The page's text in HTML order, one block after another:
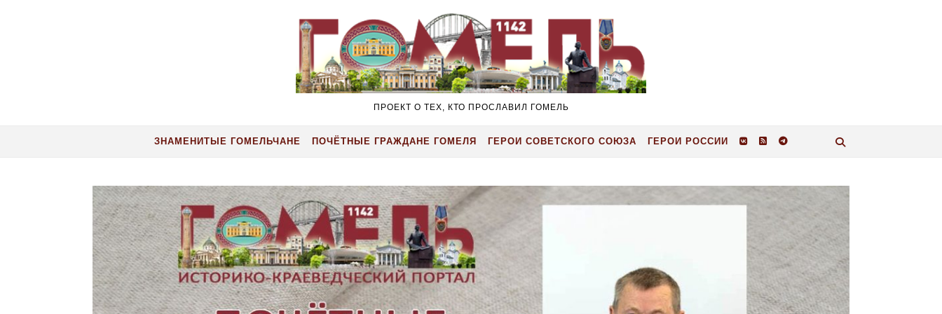
ПРОЕКТ О ТЕХ, КТО ПРОСЛАВИЛ ГОМЕЛЬ
ЗНАМЕНИТЫЕ ГОМЕЛЬЧАНЕ ПОЧЁТНЫЕ ГРАЖДАНЕ ГОМЕЛЯ ГЕРОИ СОВЕТСКОГО СОЮЗА ГЕРОИ РОССИИ